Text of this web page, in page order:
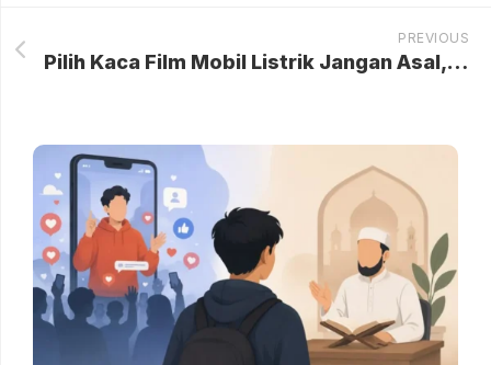
PREVIOUS
Pilih Kaca Film Mobil Listrik Jangan Asal, Simak Tipsnya dan Perkaya Datanya